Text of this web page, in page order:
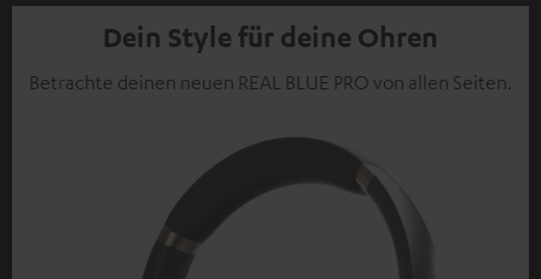
Dein Style für deine Ohren
Betrachte deinen neuen REAL BLUE PRO von allen Seiten.